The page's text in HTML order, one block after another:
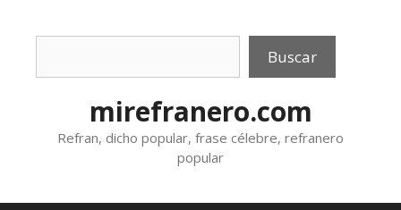
Buscar
mirefranero.com
Refran, dicho popular, frase célebre, refranero
popular